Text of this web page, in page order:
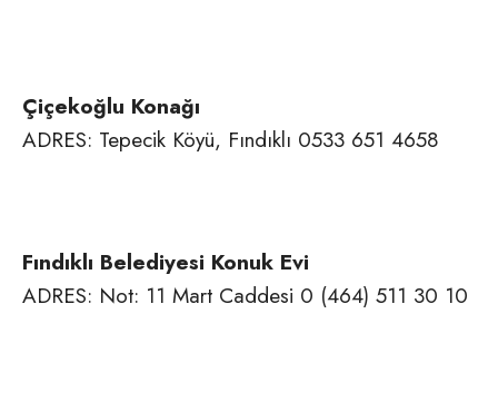
Çiçekoğlu Konağı
ADRES: Tepecik Köyü, Fındıklı 0533 651 4658
Fındıklı Belediyesi Konuk Evi
ADRES: Not: 11 Mart Caddesi 0 (464) 511 30 10